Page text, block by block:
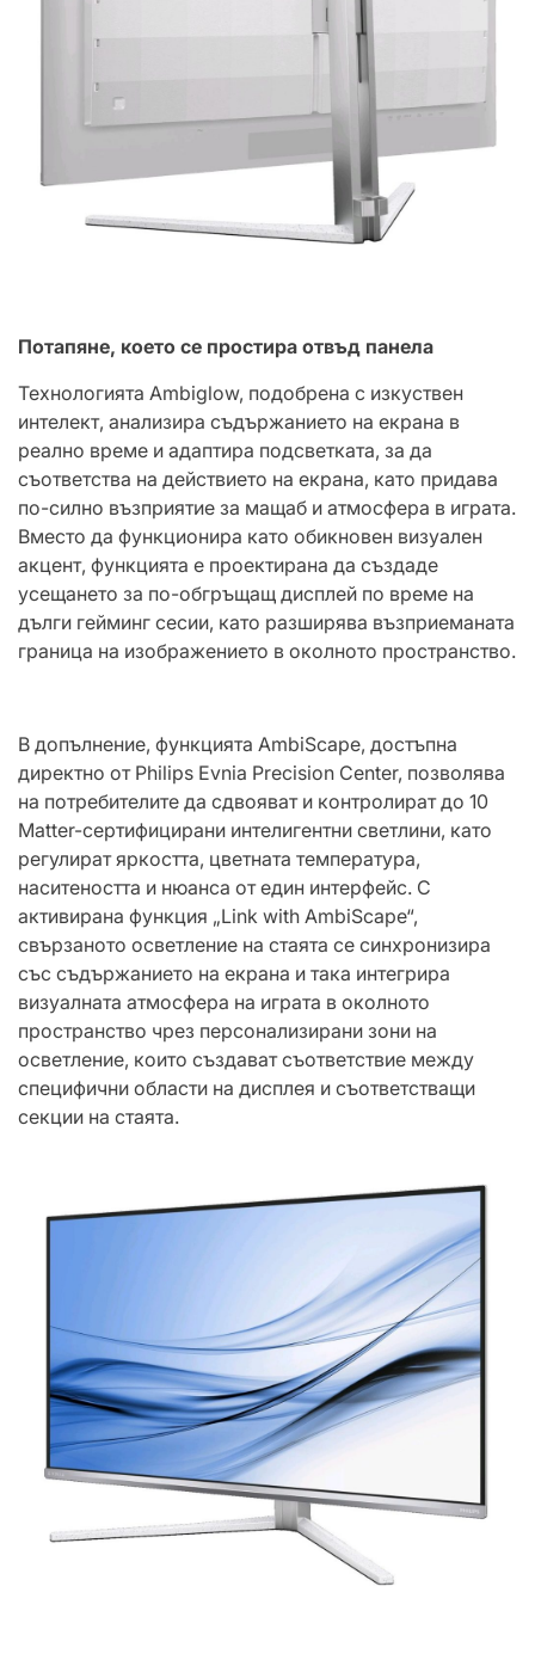
Потапяне, което се простира отвъд панела
Технологията Ambiglow, подобрена с изкуствен
интелект, анализира съдържанието на екрана в
реално време и адаптира подсветката, за да
съответства на действието на екрана, като придава
по-силно възприятие за мащаб и атмосфера в играта.
Вместо да функционира като обикновен визуален
акцент, функцията е проектирана да създаде
усещането за по-обгръщащ дисплей по време на
дълги гейминг сесии, като разширява възприеманата
граница на изображението в околното пространство.
В допълнение, функцията AmbiScape, достъпна
директно от Philips Evnia Precision Center, позволява
на потребителите да сдвояват и контролират до 10
Matter-сертифицирани интелигентни светлини, като
регулират яркостта, цветната температура,
наситеността и нюанса от един интерфейс. С
активирана функция „Link with AmbiScape“,
свързаното осветление на стаята се синхронизира
със съдържанието на екрана и така интегрира
визуалната атмосфера на играта в околното
пространство чрез персонализирани зони на
осветление, които създават съответствие между
специфични области на дисплея и съответстващи
секции на стаята.